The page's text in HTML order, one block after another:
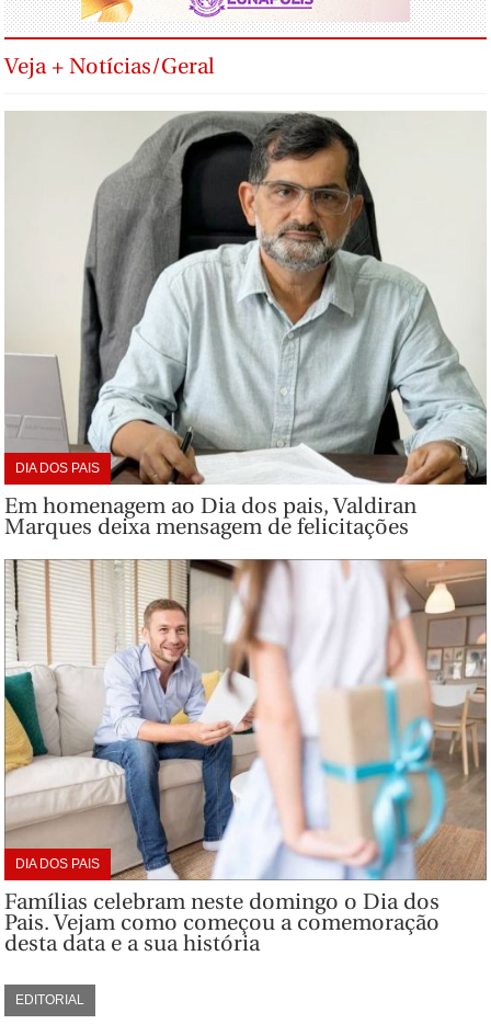
Veja + Notícias/Geral
DIA DOS PAIS
Em homenagem ao Dia dos pais, Valdiran
Marques deixa mensagem de felicitações
DIA DOS PAIS
Famílias celebram neste domingo o Dia dos
Pais. Vejam como começou a comemoração
desta data e a sua história
EDITORIAL